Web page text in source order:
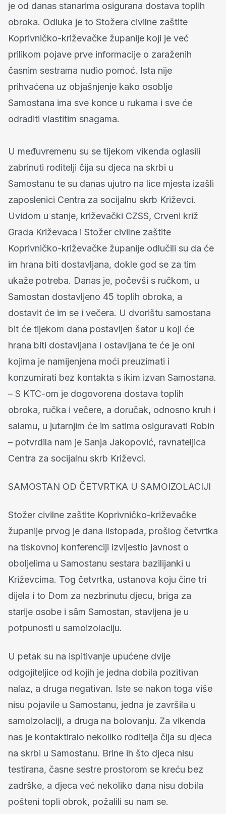
je od danas stanarima osigurana dostava toplih
obroka. Odluka je to Stožera civilne zaštite
Koprivničko-križevačke županije koji je već
prilikom pojave prve informacije o zaraženih
časnim sestrama nudio pomoć. Ista nije
prihvaćena uz objašnjenje kako osoblje
Samostana ima sve konce u rukama i sve će
odraditi vlastitim snagama.
U međuvremenu su se tijekom vikenda oglasili
zabrinuti roditelji čija su djeca na skrbi u
Samostanu te su danas ujutro na lice mjesta izašli
zaposlenici Centra za socijalnu skrb Križevci.
Uvidom u stanje, križevački CZSS, Crveni križ
Grada Križevaca i Stožer civilne zaštite
Koprivničko-križevačke županije odlučili su da će
im hrana biti dostavljana, dokle god se za tim
ukaže potreba. Danas je, počevši s ručkom, u
Samostan dostavljeno 45 toplih obroka, a
dostavit će im se i večera. U dvorištu samostana
bit će tijekom dana postavljen šator u koji će
hrana biti dostavljana i ostavljana te će je oni
kojima je namijenjena moći preuzimati i
konzumirati bez kontakta s ikim izvan Samostana.
– S KTC-om je dogovorena dostava toplih
obroka, ručka i večere, a doručak, odnosno kruh i
salamu, u jutarnjim će im satima osiguravati Robin
– potvrdila nam je Sanja Jakopović, ravnateljica
Centra za socijalnu skrb Križevci.
SAMOSTAN OD ČETVRTKA U SAMOIZOLACIJI
Stožer civilne zaštite Koprivničko-križevačke
županije prvog je dana listopada, prošlog četvrtka
na tiskovnoj konferenciji izvijestio javnost o
oboljelima u Samostanu sestara bazilijanki u
Križevcima. Tog četvrtka, ustanova koju čine tri
dijela i to Dom za nezbrinutu djecu, briga za
starije osobe i sâm Samostan, stavljena je u
potpunosti u samoizolaciju.
U petak su na ispitivanje upućene dvije
odgojiteljice od kojih je jedna dobila pozitivan
nalaz, a druga negativan. Iste se nakon toga više
nisu pojavile u Samostanu, jedna je završila u
samoizolaciji, a druga na bolovanju. Za vikenda
nas je kontaktiralo nekoliko roditelja čija su djeca
na skrbi u Samostanu. Brine ih što djeca nisu
testirana, časne sestre prostorom se kreću bez
zadrške, a djeca već nekoliko dana nisu dobila
pošteni topli obrok, požalili su nam se.